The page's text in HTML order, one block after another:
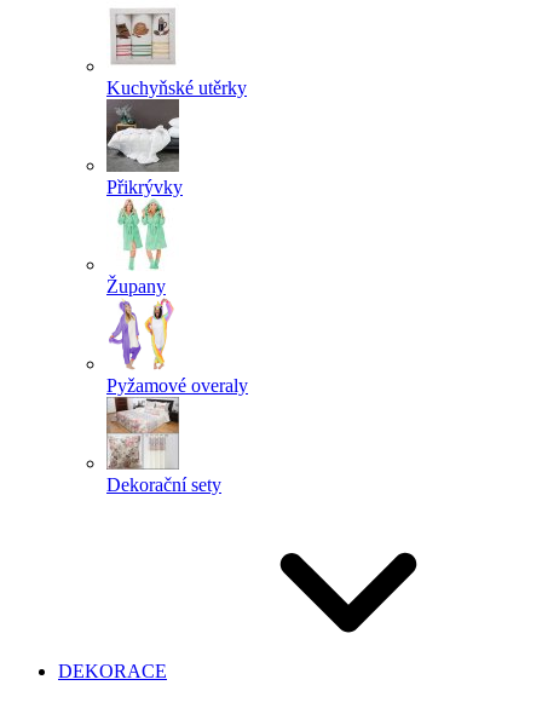
Kuchyňské utěrky
Přikrývky
Župany
Pyžamové overaly
Dekorační sety
DEKORACE